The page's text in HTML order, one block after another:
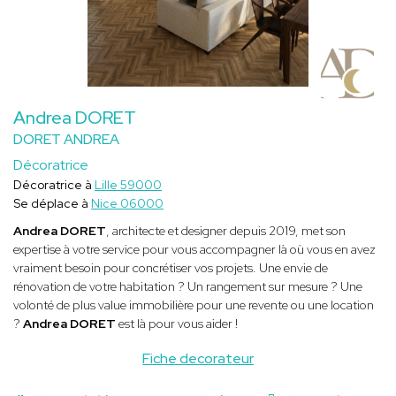
Andrea DORET
DORET ANDREA
Décoratrice
Fiche decorateur
Décoratrice à Lille 59000
Se déplace à Nice 06000
Andrea DORET, architecte et designer depuis 2019, met son
expertise à votre service pour vous accompagner là où vous en avez
vraiment besoin pour concrétiser vos projets. Une envie de
rénovation de votre habitation ? Un rangement sur mesure ? Une
volonté de plus value immobilière pour une revente ou une location
? Andrea DORET est là pour vous aider !